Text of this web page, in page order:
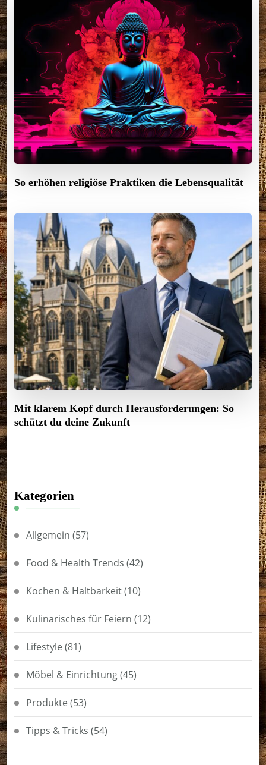
So erhöhen religiöse Praktiken die Lebensqualität
Mit klarem Kopf durch Herausforderungen: So
schützt du deine Zukunft
Kategorien
Allgemein (57)
Food & Health Trends (42)
Kochen & Haltbarkeit(10)
Kulinarisches für Feiern (12)
Lifestyle (81)
Möbel & Einrichtung(45)
Produkte (53)
Tipps & Tricks (54)